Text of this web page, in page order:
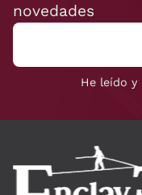
novedades
He leído y